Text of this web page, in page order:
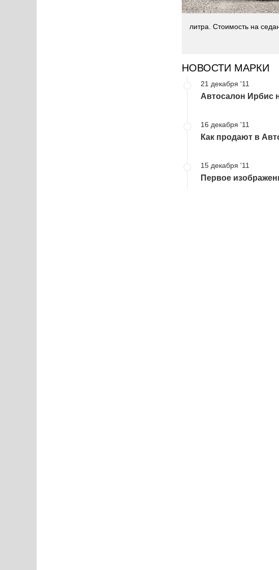
литра. Стоимость на
НОВОСТИ МАРКИ
21 декабря '11
Автосалон Ирбис
16 декабря '11
Как продают в
15 декабря '11
Первое